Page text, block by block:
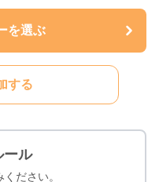
を選ぶ
する
ール
ださい。